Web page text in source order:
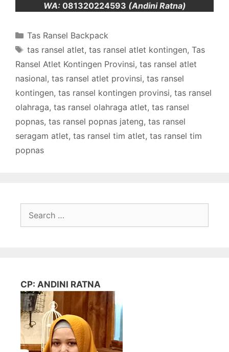
WA: 081320224593 (Andini Ratna)
Categories
Tas Ransel Backpack
Tags
tas ransel atlet, tas ransel atlet kontingen, Tas
Ransel Atlet Kontingen Provinsi, tas ransel atlet
nasional, tas ransel atlet provinsi, tas ransel
kontingen, tas ransel kontingen provinsi, tas ransel
olahraga, tas ransel olahraga atlet, tas ransel
popnas, tas ransel popnas jateng, tas ransel
seragam atlet, tas ransel tim atlet, tas ransel tim
popnas
CP: ANDINI RATNA